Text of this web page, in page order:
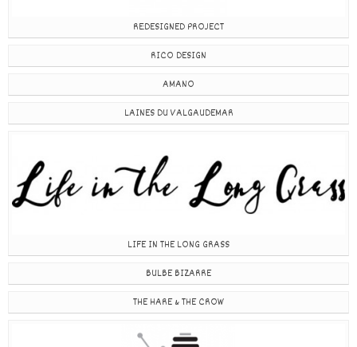
RE:DESIGNED PROJECT
RICO DESIGN
AMANO
LAINES DU VALGAUDEMAR
LIFE IN THE LONG GRASS
BULBE BIZARRE
THE HARE & THE CROW